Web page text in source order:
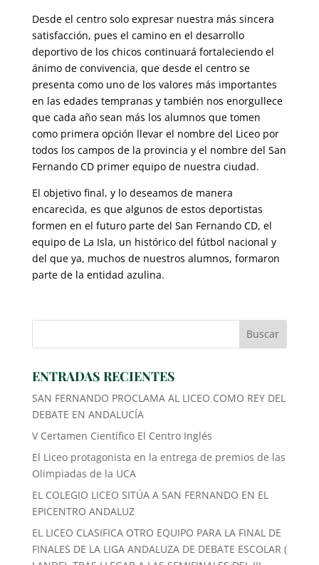
Desde el centro solo expresar nuestra más sincera
satisfacción, pues el camino en el desarrollo
deportivo de los chicos continuará fortaleciendo el
ánimo de convivencia, que desde el centro se
presenta como uno de los valores más importantes
en las edades tempranas y también nos enorgullece
que cada año sean más los alumnos que tomen
como primera opción llevar el nombre del Liceo por
todos los campos de la provincia y el nombre del San
Fernando CD primer equipo de nuestra ciudad.
El objetivo final, y lo deseamos de manera
encarecida, es que algunos de estos deportistas
formen en el futuro parte del San Fernando CD, el
equipo de La Isla, un histórico del fútbol nacional y
del que ya, muchos de nuestros alumnos, formaron
parte de la entidad azulina.
ENTRADAS RECIENTES
SAN FERNANDO PROCLAMA AL LICEO COMO REY DEL
DEBATE EN ANDALUCÍA
V Certamen Científico El Centro Inglés
El Liceo protagonista en la entrega de premios de las
Olimpiadas de la UCA
EL COLEGIO LICEO SITÚA A SAN FERNANDO EN EL
EPICENTRO ANDALUZ
EL LICEO CLASIFICA OTRO EQUIPO PARA LA FINAL DE
FINALES DE LA LIGA ANDALUZA DE DEBATE ESCOLAR (